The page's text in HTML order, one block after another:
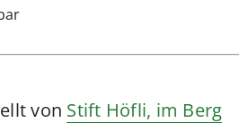
von Stift Höfli, im Berg